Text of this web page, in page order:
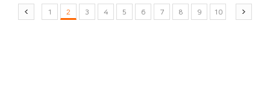
1 2 3 4 5 6 7 8 9 10